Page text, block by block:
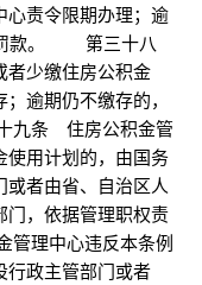
心责令限期办理；逾
罚款。 第三十八
少缴住房公积金
逾期仍不缴存的，
九条 住房公积金管
使用计划的，由国务
者由省、自治区人
门，依据管理职权责
理中心违反本条例
行政主管部门或者